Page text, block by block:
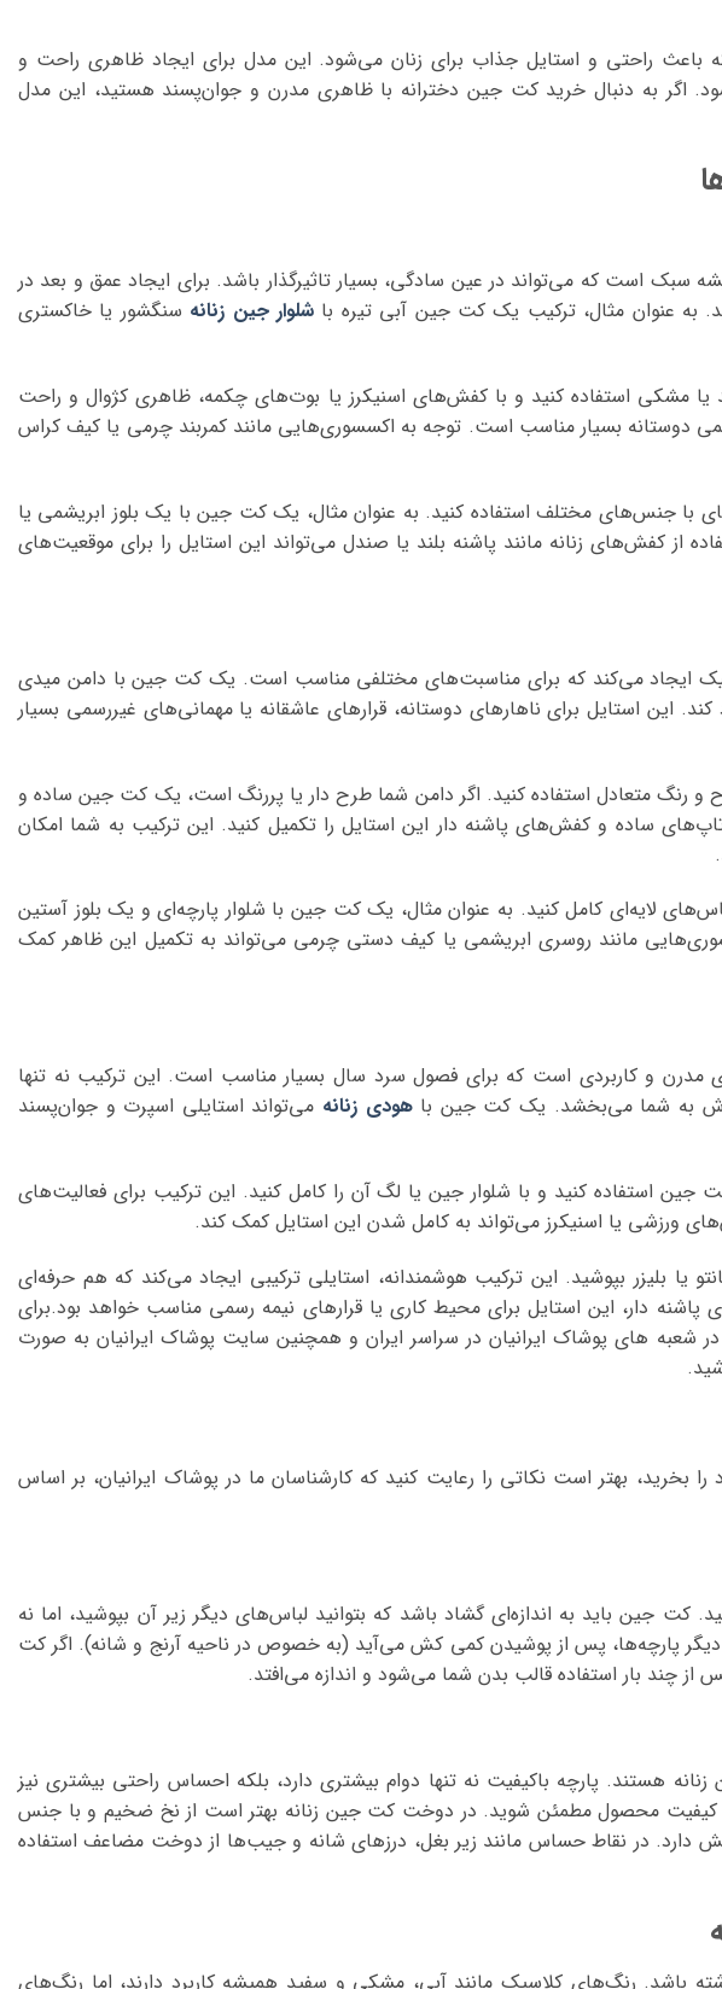
راحتی و استایل جذاب برای زنان می‌شود. این مدل برای ایجاد ظاهری راحت و
اگر به دنبال خرید کت جین دخترانه با ظاهری مدرن و جوان‌پسند هستید، این مدل
است که می‌تواند در عین سادگی، بسیار تاثیرگذار باشد. برای ایجاد عمق و بعد در
به عنوان مثال، ترکیب یک کت جین آبی تیره با شلوار جین زنانه سنگشور یا خاکستری
یا مشکی استفاده کنید و با کفش‌های اسنیکرز یا بوت‌های چکمه، ظاهری کژوال و راحت
دوستانه بسیار مناسب است. توجه به اکسسوری‌هایی مانند کمربند چرمی یا کیف کراس
با جنس‌های مختلف استفاده کنید. به عنوان مثال، یک کت جین با یک بلوز ابریشمی یا
از کفش‌های زنانه مانند پاشنه بلند یا صندل می‌تواند این استایل را برای موقعیت‌های
ایجاد می‌کند که برای مناسبت‌های مختلفی مناسب است. یک کت جین با دامن میدی
کند. این استایل برای ناهارهای دوستانه، قرارهای عاشقانه یا مهمانی‌های غیررسمی بسیار
و رنگ متعادل استفاده کنید. اگر دامن شما طرح دار یا پررنگ است، یک کت جین ساده و
ساده و کفش‌های پاشنه دار این استایل را تکمیل کنید. این ترکیب به شما امکان
لایه‌ای کامل کنید. به عنوان مثال، یک کت جین با شلوار پارچه‌ای و یک بلوز آستین
مانند روسری ابریشمی یا کیف دستی چرمی می‌تواند به تکمیل این ظاهر کمک
مدرن و کاربردی است که برای فصول سرد سال بسیار مناسب است. این ترکیب نه تنها
به شما می‌بخشد. یک کت جین باهودی زنانه می‌تواند استایلی اسپرت و جوان‌پسند
جین استفاده کنید و با شلوار جین یا لگ آن را کامل کنید. این ترکیب برای فعالیت‌های
ورزشی یا اسنیکرز می‌تواند به کامل شدن این استایل کمک کند.
بلیزر بپوشید. این ترکیب هوشمندانه، استایلی ترکیبی ایجاد می‌کند که هم حرفه‌ای
دار، این استایل برای محیط کاری یا قرارهای نیمه رسمی مناسب خواهد بود.برای
در شعبه های پوشاک ایرانیان در سراسر ایران و همچنین سایت پوشاک ایرانیان به صورت
بخرید، بهتر است نکاتی را رعایت کنید که کارشناسان ما در پوشاک ایرانیان، بر اساس
جین باید به اندازه‌ای گشاد باشد که بتوانید لباس‌های دیگر زیر آن بپوشید، اما نه
دیگر پارچه‌ها، پس از پوشیدن کمی کش می‌آید (به خصوص در ناحیه آرنج و شانه). اگر کت
چند بار استفاده قالب بدن شما می‌شود و اندازه می‌افتد.
هستند. پارچه باکیفیت نه تنها دوام بیشتری دارد، بلکه احساس راحتی بیشتری نیز
کیفیت محصول مطمئن شوید. در دوخت کت جین زنانه بهتر است از نخ ضخیم و با جنس
دارد. در نقاط حساس مانند زیر بغل، درزهای شانه و جیب‌ها از دوخت مضاعف استفاده
باشد. رنگ‌های کلاسیک مانند آبی، مشکی و سفید همیشه کاربرد دارند، اما رنگ‌های